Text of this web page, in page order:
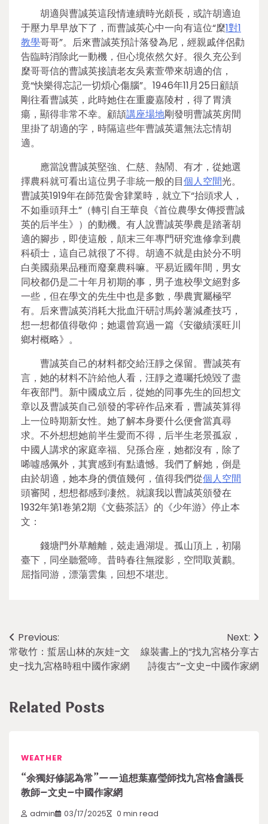
胡適與曹誠英這段情連續時光頗長，或許胡適迫
于壓力早早放下了，而曹誠英心中一向有這位“穈1對1
教學哥哥”。后來曹誠英預計落發為尼，經親戚伴侶勸
告臨時消除此一動機，但心境依然欠好。很久充公到
穈哥哥信的曹誠英接讀老友吳素萱帶來胡適的信，
竟“快樂得忘記一切煩心傷腦”。1946年11月25日顧頡
剛往看曹誠英，此時她住在重慶嘉陵村，得了胃潰
瘍，顯得非常不幸。顧頡講座場地剛發明曹誠英房間
里掛了胡適的字，時隔這些年曹誠英還無法忘情胡
適。
應當說曹誠英堅強、仁慈、熱鬧、有才，從她選
擇農科就可看出這位男子非統一般的目個人空間光。
曹誠英1919年在師范黌舍肄業時，就立下“抬頭求人，
不如垂頭拜土”（轉引自王華良《首位農學女傳授曹誠
英的后半生》）的動機。有人說曹誠英學農是踏著胡
適的腳步，即使這般，顛末三年專門研究進修拿到農
科碩士，這自己就很了不得。胡適不就是由於分不明
白美國蘋果品種而廢棄農科嘛。平易近國年間，男女
同校都仍是二十年月初期的事，男子進校學文絕對多
一些，但在學文的先生中也是多數，學農實屬極罕
有。后來曹誠英消耗大批血汗研討馬鈴薯減產技巧，
想一想都值得敬仰；她還曾寫過一篇《安徽績溪旺川
鄉村概略》。
曹誠英自己的材料都交給汪靜之保留。曹誠英有
言，她的材料不許給他人看，汪靜之遵囑托燒毀了盡
年夜部門。新中國成立后，從她的同事先生的回想文
章以及曹誠英自己頒發的零碎作品來看，曹誠英算得
上一位時期新女性。她了解本身要什么便會當真尋
求。不外想想她前半生愛而不得，后半生老景孤寂，
中國人講求的家庭幸福、兒孫合座，她都沒有，除了
唏噓感佩外，其實感到有點遺憾。我們了解她，倒是
由於胡適，她本身的價值幾何，值得我們從個人空間
頭審閱，想想都感到凄然。就讓我以曹誠英頒發在
1932年第1卷第2期《文藝茶話》的《少年游》停止本
文：
錢塘門外草離離，兢走過湖堤。孤山頂上，初陽
臺下，同坐聽鶯啼。昔時春往無蹤影，空問取黃鸝。
屈指同游，漂蕩雲集，回想不堪悲。
Post
navigation
Previous:
常敬竹：蜇居山林的灰娃–文
史–找九宮格時租中國作家網
Next:
線裝書上的“找九宮格分享古
詩復古”–文史–中國作家網
Related Posts
WEATHER
“余獨好修認為常”——追想葉嘉瑩師找九宮格會議長
教師–文史–中國作家網
admin 03/17/2025 0 min read